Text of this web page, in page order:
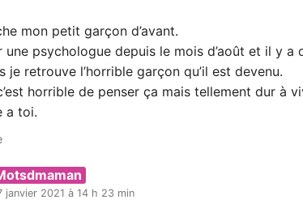
mon petit garçon d’avant.
une psychologue depuis le mois d’août et il y a
je retrouve l’horrible garçon qu’il est devenu.
horrible de penser ça mais tellement dur à
a toi.
janvier 2021 à 14 h 23 min